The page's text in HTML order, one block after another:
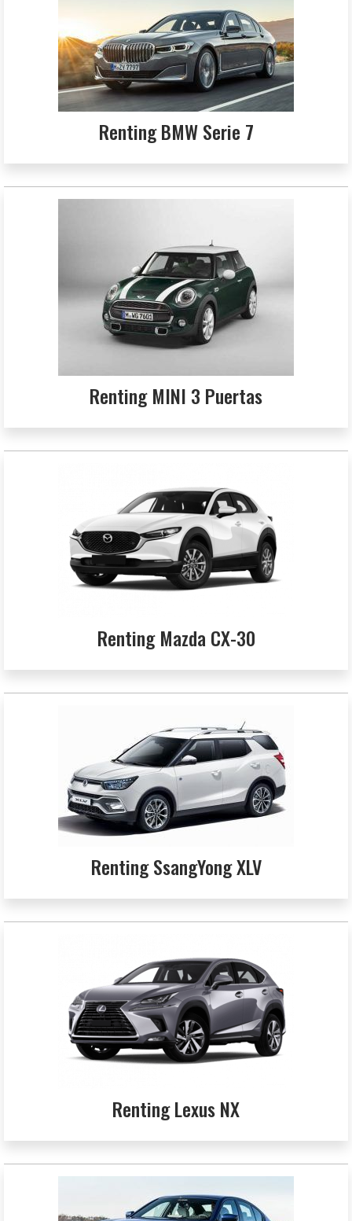
Renting BMW Serie 7
Renting MINI 3 Puertas
Renting Mazda CX-30
Renting SsangYong XLV
Renting Lexus NX